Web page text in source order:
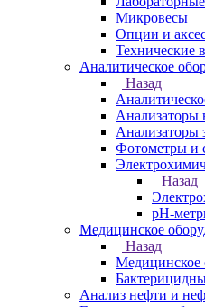
Микровесы
Опции и
Технические
Аналитическое
Назад
Анализаторы
Анализаторы
Фотометры и
Назад
pH-
Медицинское
Назад
Медицинское
Анализ нефти и